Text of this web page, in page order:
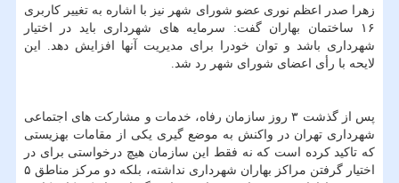
زهرا صدر اعظم نوری عضو شورای شهر نیز با اشاره به تغییر کاربری
۱۶ ساختمان بهاران گفت: سرمایه های شهرداری باید در اختیار
شهرداری باشد و توان خودرا برای مدیریت آنها افزایش دهد. این
لایحه با رأی اعضای شورای شهر رد شد.
پس از گذشت ۳ روز سازمان رفاه، خدمات و مشارکت های اجتماعی
شهرداری تهران در واکنش به موضع گیری یکی از مقامات بهزیستی
که تاکید کرده است که نه فقط این سازمان هیچ درخواستی برای در
اختیار گرفتن مراکز بهاران شهرداری نداشته، بلکه دو مرکز مناطق ۵